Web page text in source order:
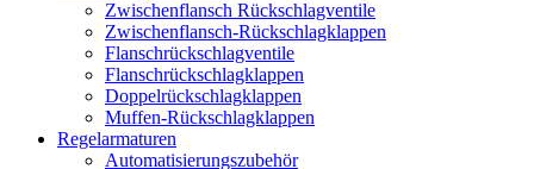
Zwischenflansch Rückschlagventile
Zwischenflansch-Rückschlagklappen
Flanschrückschlagventile
Flanschrückschlagklappen
Doppelrückschlagklappen
Muffen-Rückschlagklappen
Regelarmaturen
Automatisierungszubehör